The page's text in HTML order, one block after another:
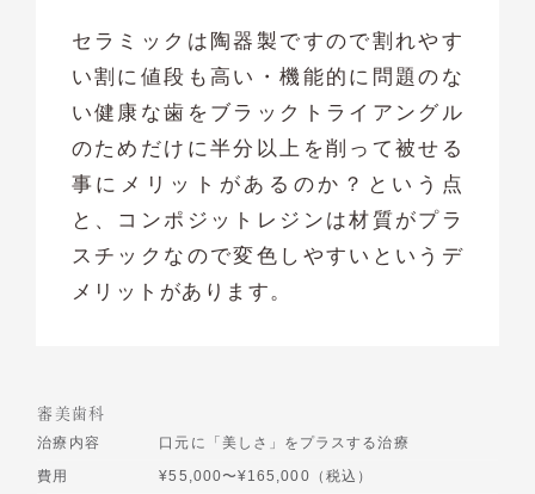
セラミックは陶器製ですので割れやす
い割に値段も高い・機能的に問題のな
い健康な歯をブラックトライアングル
のためだけに半分以上を削って被せる
事にメリットがあるのか？という点
と、コンポジットレジンは材質がプラ
スチックなので変色しやすいというデ
メリットがあります。
審美歯科
治療内容
口元に「美しさ」をプラスする治療
費用
¥55,000〜¥165,000（税込）